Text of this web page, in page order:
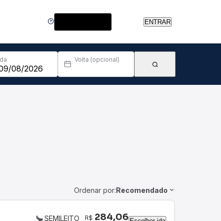
ENTRAR
Volta (opcional)
Ordenar por:Recomendado
SEMILEITO R$ 284,06